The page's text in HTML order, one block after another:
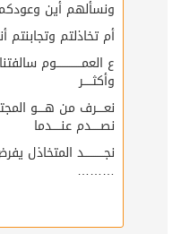
ونسألهم أين وعودكم
أم تخاذلتم وتجابنتم
ع العمــــــــــــــوم
وأكثـــــر
نعــــرف من هــــو
نصـــــدم عنـــــدما
نجـــــــــــد المتخاذل
………